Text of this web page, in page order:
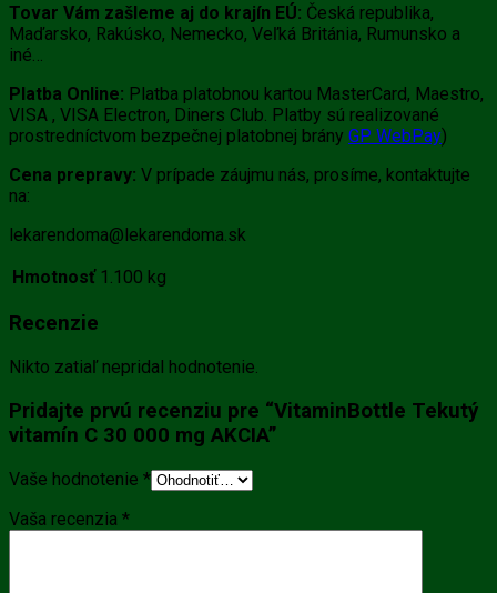
Tovar Vám zašleme aj do krajín EÚ: Česká republika,
Maďarsko, Rakúsko, Nemecko, Veľká Británia, Rumunsko a
iné…
Platba Online: Platba platobnou kartou MasterCard, Maestro,
VISA , VISA Electron, Diners Club. Platby sú realizované
prostredníctvom bezpečnej platobnej brány GP WebPay)
Cena prepravy: V prípade záujmu nás, prosíme, kontaktujte
na:
lekarendoma@lekarendoma.sk
Hmotnosť 1.100 kg
Recenzie
Nikto zatiaľ nepridal hodnotenie.
Pridajte prvú recenziu pre “VitaminBottle Tekutý
vitamín C 30 000 mg AKCIA”
Vaše hodnotenie *
Vaša recenzia *